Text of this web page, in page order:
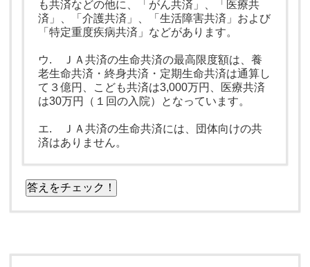
も共済などの他に、「がん共済」、「医療共
済」、「介護共済」、「生活障害共済」および
「特定重度疾病共済」などがあります。
ウ. ＪＡ共済の生命共済の最高限度額は、養
老生命共済・終身共済・定期生命共済は通算し
て３億円、こども共済は3,000万円、医療共済
は30万円（１回の入院）となっています。
エ. ＪＡ共済の生命共済には、団体向けの共
済はありません。
答えをチェック！